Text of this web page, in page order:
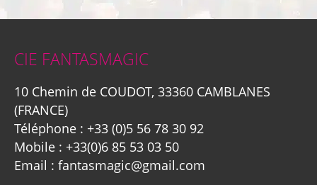
CIE FANTASMAGIC
10 Chemin de COUDOT, 33360 CAMBLANES
(FRANCE)
Téléphone : +33 (0)5 56 78 30 92
Mobile : +33(0)6 85 53 03 50
Email : fantasmagic@gmail.com